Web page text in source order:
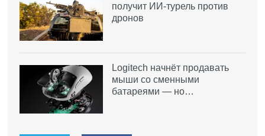
получит ИИ-турель против
дронов
Logitech начнёт продавать
мыши со сменными
батареями — но…